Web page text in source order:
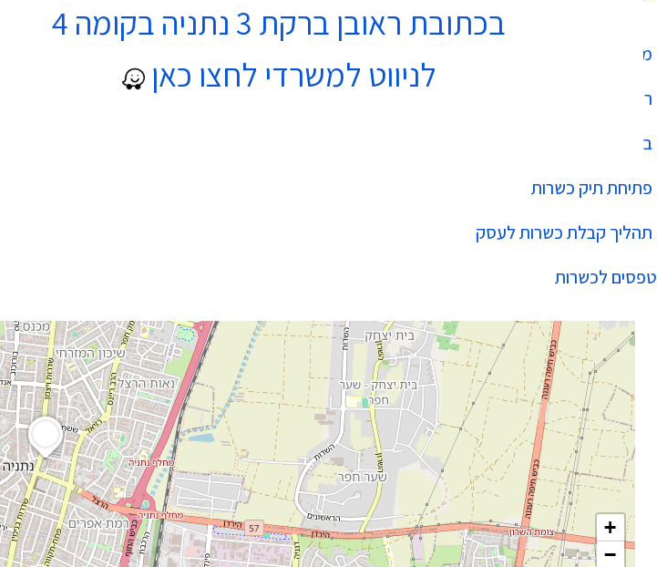
בכתובת ראובן ברקת 3 נתניה בקומה 4
לניווט למשרדי לחצו כאן
מחלקת כשרות
רשימת עסקים כשרים
בהידור הכשרות
פתיחת תיק כשרות
תהליך קבלת כשרות לעסק
טפסים לכשרות
+
−